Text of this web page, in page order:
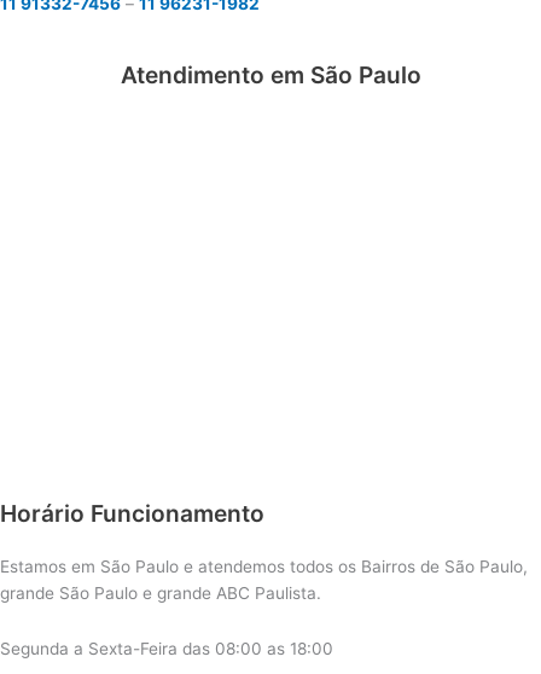
Atendimento em São Paulo
Horário Funcionamento
Estamos em São Paulo e atendemos todos os Bairros de São Paulo,
grande São Paulo e grande ABC Paulista.
Segunda a Sexta-Feira das 08:00 as 18:00